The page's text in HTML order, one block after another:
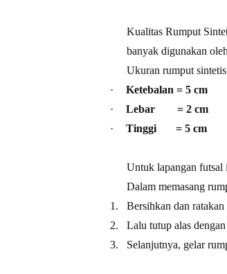
Kualitas Rumput
banyak digunakan
Ukuran rumput
·
Ketebalan = 5 cm
·
Lebar
= 2 cm
·
Tinggi = 5 cm
Untuk lapangan futsal
Dalam memasang
1.
Bersihkan dan
2.
Lalu tutup alas
3.
Selanjutnya, gelar